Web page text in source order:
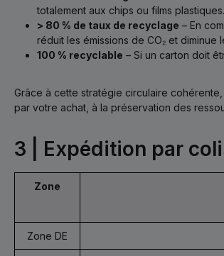
totalement aux chips ou films plastiques.
> 80 % de taux de recyclage – En
réduit les émissions de CO₂ et diminue
100 % recyclable – Si un carton doit
Grâce à cette stratégie circulaire
par votre achat, à la préservation des
3 | Expédition par
Zone
Zone DE